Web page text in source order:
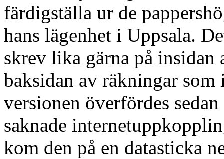
färdigställa ur de
hans lägenhet i Uppsala.
skrev lika gärna på insidan
baksidan av räkningar
versionen överfördes
saknade
kom den på en datasticka